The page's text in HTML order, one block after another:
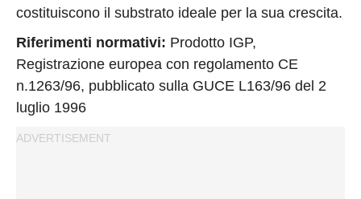
costituiscono il substrato ideale per la sua crescita.
Riferimenti normativi: Prodotto IGP,
Registrazione europea con regolamento CE
n.1263/96, pubblicato sulla GUCE L163/96 del 2
luglio 1996